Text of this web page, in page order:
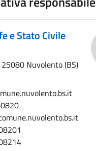
e Stato Civile
Nuvolento (BS)